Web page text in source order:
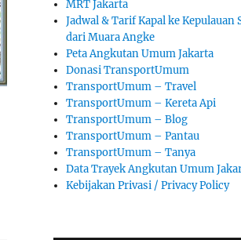
MRT Jakarta
Jadwal & Tarif Kapal ke Kepulauan
dari Muara Angke
Peta Angkutan Umum Jakarta
Donasi TransportUmum
TransportUmum – Travel
TransportUmum – Kereta Api
TransportUmum – Blog
TransportUmum – Pantau
TransportUmum – Tanya
Data Trayek Angkutan Umum
Kebijakan Privasi / Privacy Policy